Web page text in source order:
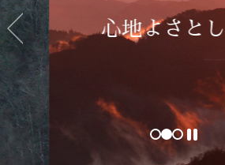
心地よさとしなや